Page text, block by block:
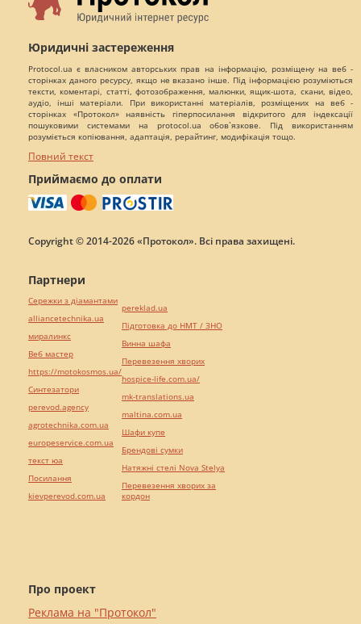
Юридичні застереження
Protocol.ua є власником авторських прав на інформацію, розміщену на веб -
сторінках даного ресурсу, якщо не вказано інше. Під інформацією розуміються
тексти, коментарі, статті, фотозображення, малюнки, ящик-шота, скани, відео,
аудіо, інші матеріали. При використанні матеріалів, розміщених на веб -
сторінках «Протокол» наявність гіперпосилання відкритого для індексації
пошуковими системами на protocol.ua обов`язкове. Під використанням
розуміється копіювання, адаптація, рерайтинг, модифікація тощо.
Повний текст
Приймаємо до оплати
Copyright © 2014-2026 «Протокол». Всі права захищені.
Про проект
Реклама на "Протокол"
Партнери
Сережки з діамантами
alliancetechnika.ua
миралинкс
Веб мастер
https://motokosmos.ua/
Синтезатори
perevod.agency
agrotechnika.com.ua
europeservice.com.ua
текст юа
Посилання
kievperevod.com.ua
pereklad.ua
Підготовка до НМТ / ЗНО
Винна шафа
Перевезення хворих
hospice-life.com.ua/
mk-translations.ua
maltina.com.ua
Шафи купе
Брендові сумки
Натяжні стелі Nova Stelya
Перевезення хворих за
кордон